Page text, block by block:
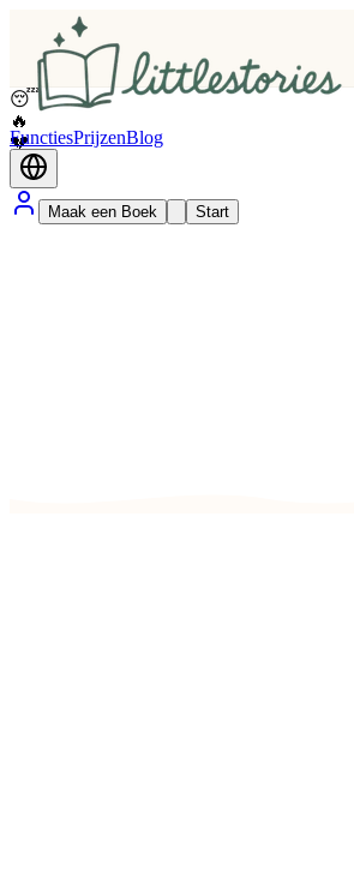
FunctiesPrijzenBlog
Maak een Boek Start
😴
🔥
💔
✨